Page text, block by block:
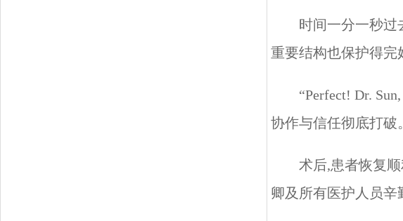
时间一分一秒
重要结构也保护得完
“Perfect! Dr.
协作与信任彻底打破。
术后,患者恢复
卿及所有医护人员辛